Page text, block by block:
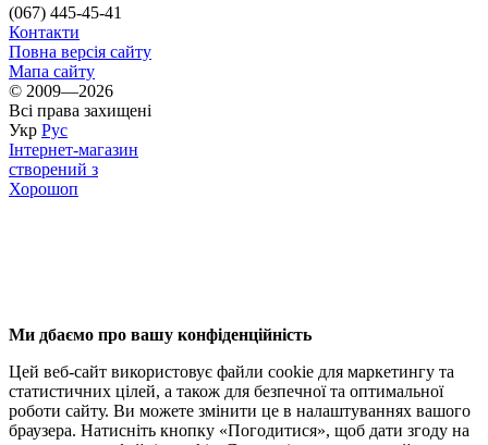
(067) 445-45-41
Контакти
Повна версія сайту
Мапа сайту
© 2009—2026
Всі права захищені
Укр Рус
Інтернет-магазин
створений з
Хорошоп
Ми дбаємо про вашу конфіденційність
Цей веб-сайт використовує файли cookie для маркетингу та
статистичних цілей, а також для безпечної та оптимальної
роботи сайту. Ви можете змінити це в налаштуваннях вашого
браузера. Натисніть кнопку «Погодитися», щоб дати згоду на